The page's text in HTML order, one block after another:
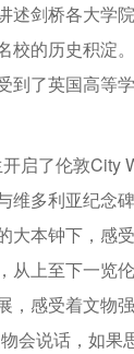
述剑桥各大学
校的历史积淀
到了英国高等
启了伦敦City
维多利亚纪念
大本钟下，感
从上至下一览
，感受着文物
会说话，如果